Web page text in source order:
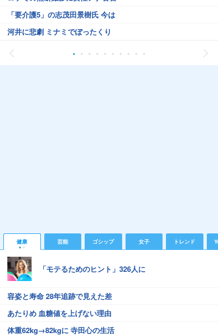
「要介護5」の志茂田景樹氏 今は
河井に悲劇 ミナミでぼったくり
健康 芸能 ゴシップ 女子 トレンド
「モテるためのヒント」326人に
容姿と寿命 28年追跡で見えた差
あたりめ 血糖値を上げない理由
体重62kg→82kgに 寺田心の生活